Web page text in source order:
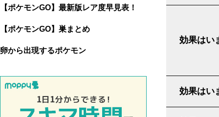
効果はい
効果はい
【ポケモンGO】最新版レア度早見表！
【ポケモンGO】巣まとめ
卵から出現するポケモン